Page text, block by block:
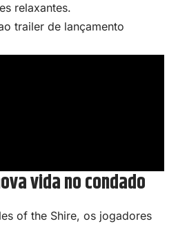
relaxantes.
trailer de lançamento
vida no condado
of the Shire, os jogadores